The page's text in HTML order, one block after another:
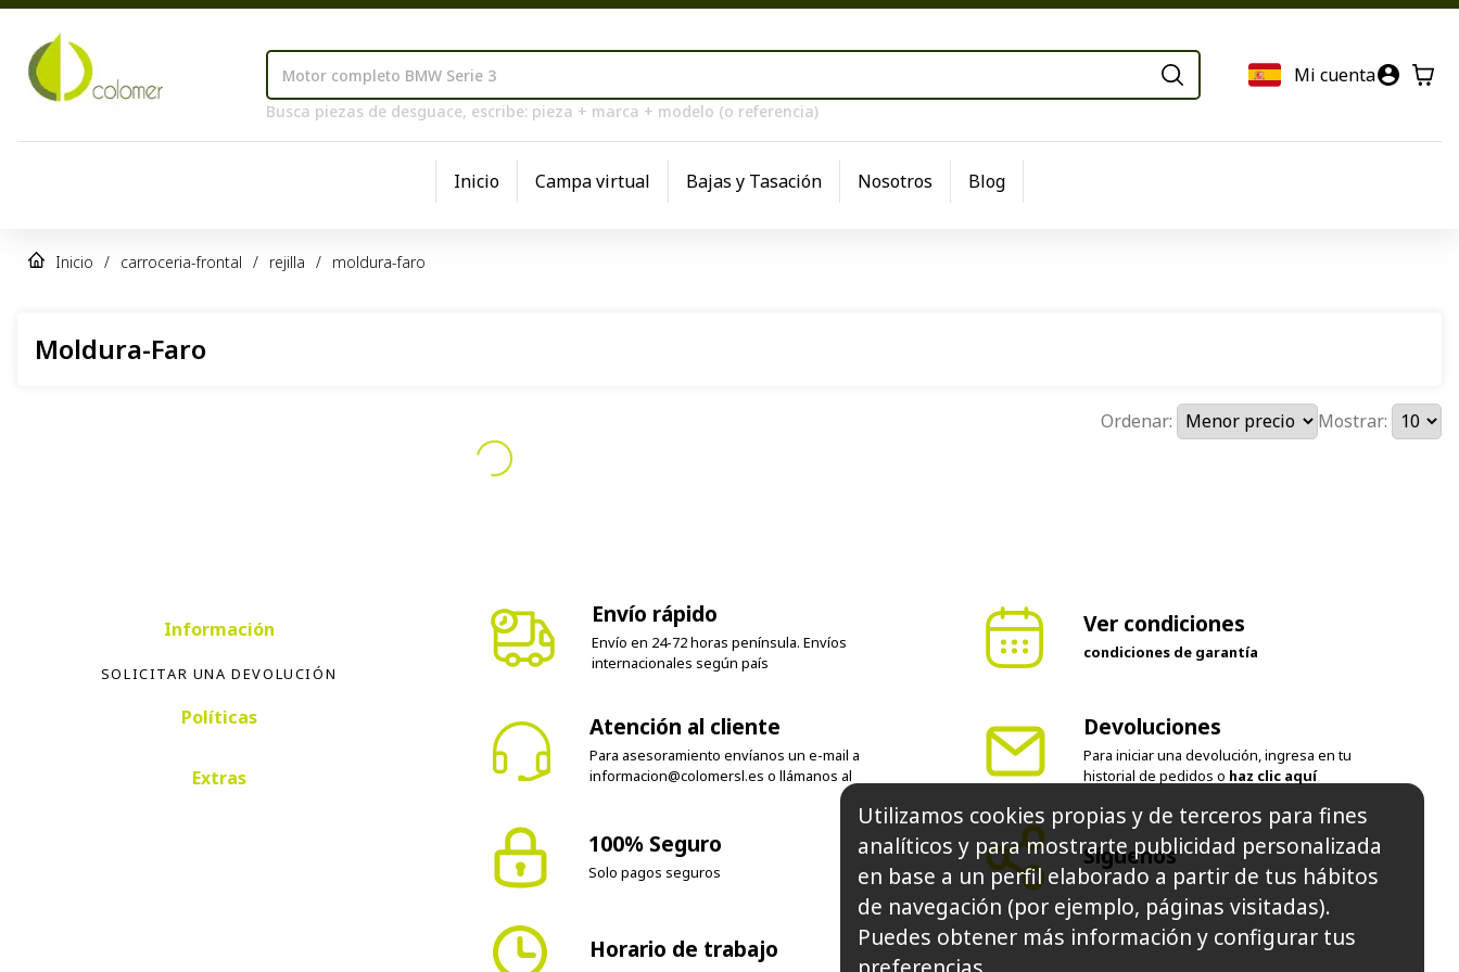
Busca piezas de desguace, escribe: pieza + marca + modelo (o referencia)
Mi cuenta
Inicio Campa virtual Bajas y Tasación Nosotros Blog
Inicio / carroceria-frontal / rejilla / moldura-faro
Moldura-Faro
Ordenar: Mostrar:
Información
SOLICITAR UNA DEVOLUCIÓN
Políticas
Extras
Envío rápido
Envío en 24-72 horas península. Envíos
internacionales según país
Ver condiciones
condiciones de garantía
Atención al cliente
Para asesoramiento envíanos un e-mail a
informacion@colomersl.es o llámanos al
Devoluciones
Para iniciar una devolución, ingresa en tu
historial de pedidos o haz clic aquí
100% Seguro
Solo pagos seguros
Síguenos
Horario de trabajo
Utilizamos cookies propias y de terceros para fines
analíticos y para mostrarte publicidad personalizada
en base a un perfil elaborado a partir de tus hábitos
de navegación (por ejemplo, páginas visitadas).
Puedes obtener más información y configurar tus